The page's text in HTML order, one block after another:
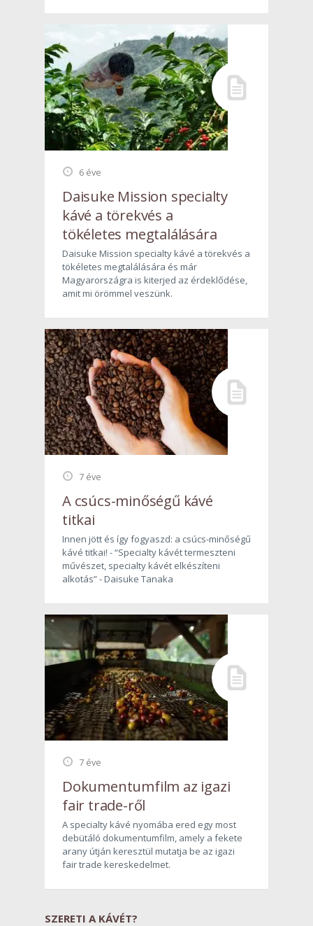
6 éve
Daisuke Mission specialty
kávé a törekvés a
tökéletes megtalálására
Daisuke Mission specialty kávé a törekvés a
tökéletes megtalálására és már
Magyarországra is kiterjed az érdeklődése,
amit mi örömmel veszünk.
7 éve
A csúcs-minőségű kávé
titkai
Innen jött és így fogyaszd: a csúcs-minőségű
kávé titkai! - “Specialty kávét termeszteni
művészet, specialty kávét elkészíteni
alkotás” - Daisuke Tanaka
7 éve
Dokumentumfilm az igazi
fair trade-ről
A specialty kávé nyomába ered egy most
debütáló dokumentumfilm, amely a fekete
arany útján keresztül mutatja be az igazi
fair trade kereskedelmet.
SZERETI A KÁVÉT?